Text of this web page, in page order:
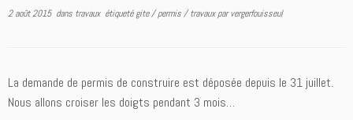
2 août 2015dans travaux étiquetégite/permis/travauxparvergerfouisseul
La demande de permis de construire est déposée depuis le 31 juillet.
Nous allons croiser les doigts pendant 3 mois…